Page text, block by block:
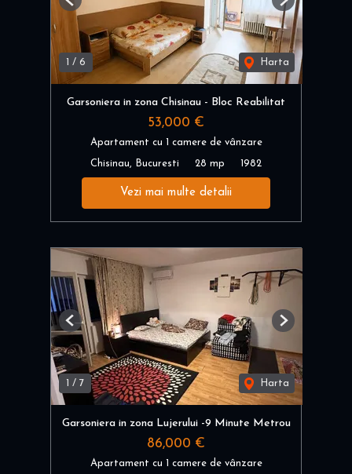
1 / 6 Harta
Previous Next
Garsoniera in zona Chisinau - Bloc Reabilitat
53,000 €
Apartament cu 1 camere de vânzare
Chisinau, Bucuresti 28 mp 1982
Vezi mai multe detalii
1 / 7 Harta
Previous Next
Garsoniera in zona Lujerului -9 Minute Metrou
86,000 €
Apartament cu 1 camere de vânzare